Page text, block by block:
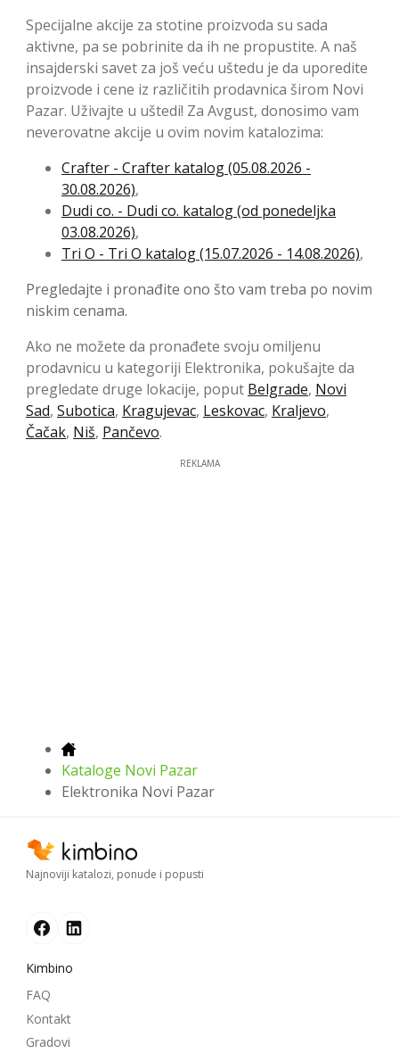
Specijalne akcije za stotine proizvoda su sada
aktivne, pa se pobrinite da ih ne propustite. A naš
insajderski savet za još veću uštedu je da uporedite
proizvode i cene iz različitih prodavnica širom Novi
Pazar. Uživajte u uštedi! Za Avgust, donosimo vam
neverovatne akcije u ovim novim katalozima:
Crafter - Crafter katalog (05.08.2026 -
30.08.2026),
Dudi co. - Dudi co. katalog (od ponedeljka
03.08.2026),
Tri O - Tri O katalog (15.07.2026 - 14.08.2026),
Pregledajte i pronađite ono što vam treba po novim
niskim cenama.
Ako ne možete da pronađete svoju omiljenu
prodavnicu u kategoriji Elektronika, pokušajte da
pregledate druge lokacije, poput Belgrade, Novi
Sad, Subotica, Kragujevac, Leskovac, Kraljevo,
Čačak, Niš, Pančevo.
REKLAMA
Kataloge Novi Pazar
Elektronika Novi Pazar
Najnoviji katalozi, ponude i popusti
Kimbino
FAQ
Kontakt
Gradovi